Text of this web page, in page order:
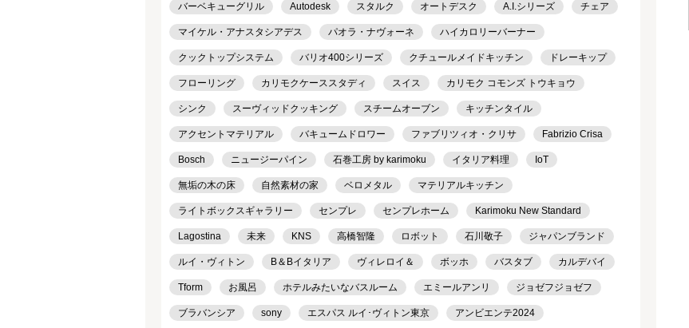
バーベキューグリル Autodesk スタルク オートデスク A.I.シリーズ チェア
マイケル・アナスタシアデス パオラ・ナヴォーネ ハイカロリーバーナー
クックトップシステム バリオ400シリーズ クチュールメイドキッチン ドレーキップ
フローリング カリモクケーススタディ スイス カリモク コモンズ トウキョウ
シンク スーヴィッドクッキング スチームオーブン キッチンタイル
アクセントマテリアル バキュームドロワー ファブリツィオ・クリサ Fabrizio Crisa
Bosch ニュージーパイン 石巻工房 by karimoku イタリア料理 IoT
無垢の木の床 自然素材の家 ベロメタル マテリアルキッチン
ライトボックスギャラリー センプレ センプレホーム Karimoku New Standard
Lagostina 未来 KNS 高橋智隆 ロボット 石川敬子 ジャパンブランド
ルイ・ヴィトン B＆Bイタリア ヴィレロイ＆ ボッホ バスタブ カルデバイ
Tform お風呂 ホテルみたいなバスルーム エミールアンリ ジョゼフジョゼフ
ブラバンシア sony エスパス ルイ･ヴィトン東京 アンビエンテ2024